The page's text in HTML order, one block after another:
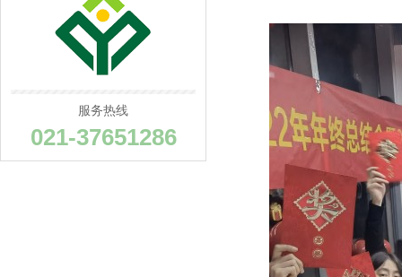
服务热线
021-37651286